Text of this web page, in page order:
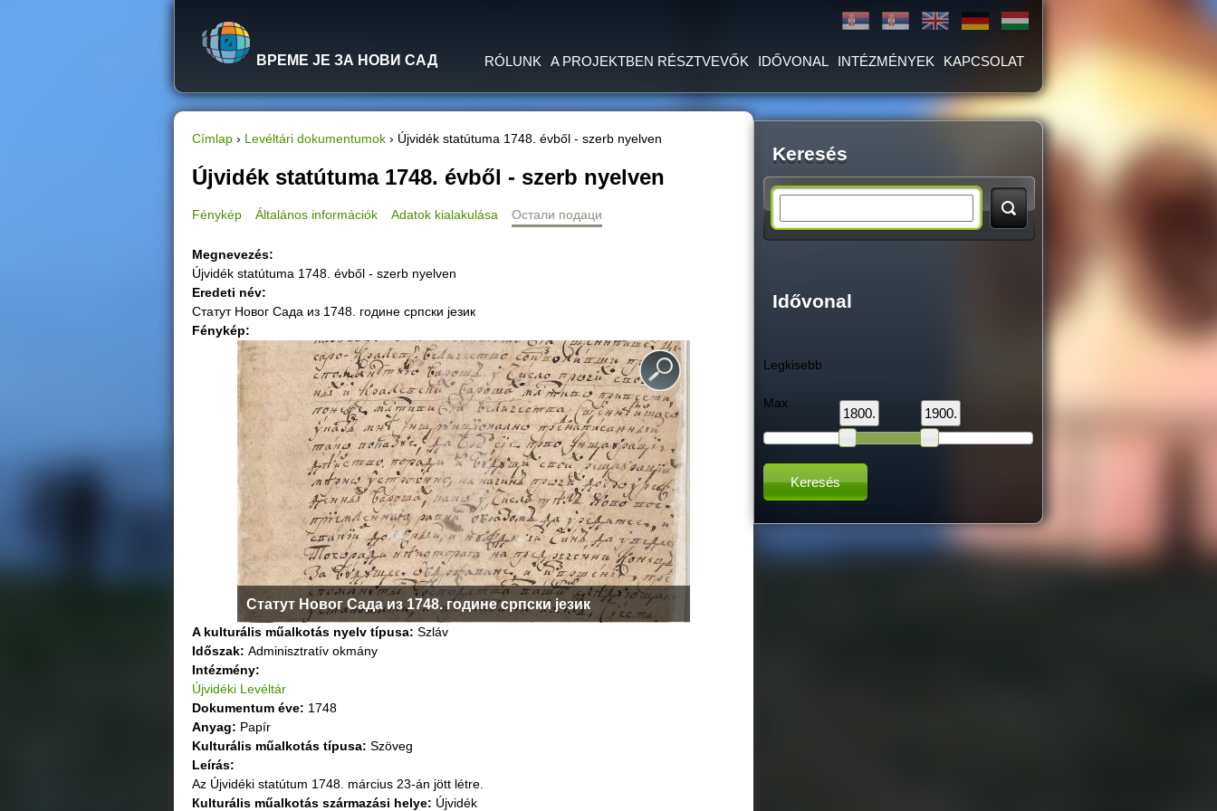
ВРЕМЕ ЈЕ ЗА НОВИ САД RÓLUNK A PROJEKTBEN RÉSZTVEVŐK IDŐVONAL INTÉZMÉNYEK KAPCSOLAT
J
e
e
n
y
Címlap › Levéltári dokumentumok › Újvidék statútuma 1748. évből - szerb nyelven
Újvidék statútuma 1748. évből - szerb nyelven
Fénykép Általános információk Adatok kialakulása Остали подаци
Megnevezés:
Újvidék statútuma 1748. évből - szerb nyelven
Eredeti név:
Статут Новог Сада из 1748. године српски језик
Fénykép:
Статут Новог Сада из 1748. године српски језик
A kulturális műalkotás nyelv típusa: Szláv
Időszak: Adminisztratív okmány
Intézmény:
Újvidéki Levéltár
Dokumentum éve: 1748
Anyag: Papír
Kulturális műalkotás típusa: Szöveg
Leírás:
Az Újvidéki statútum 1748. március 23-án jött létre.
Кulturális műalkotás származási helye: Újvidék
Keresés
a
h
Idővonal
Legkisebb
Max
1800. 1900.